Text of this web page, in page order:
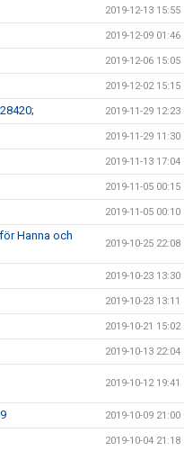
2019-12-13 15:55
2019-12-09 01:46
2019-12-06 15:05
2019-12-02 15:15
2019-11-29 12:23
2019-11-29 11:30
2019-11-13 17:04
2019-11-05 00:15
2019-11-05 00:10
Hanna och
2019-10-25 22:08
2019-10-23 13:30
2019-10-23 13:11
2019-10-21 15:02
2019-10-13 22:04
2019-10-12 19:41
2019-10-09 21:00
2019-10-04 21:18